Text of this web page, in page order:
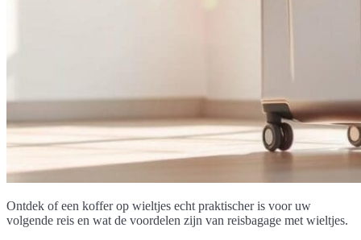
Ontdek of een koffer op wieltjes echt praktischer is voor uw
volgende reis en wat de voordelen zijn van reisbagage met wieltjes.